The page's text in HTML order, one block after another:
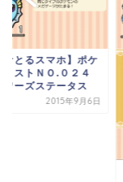
ケとるスマホ】ポケ
リストＮＯ.０２４
ワーズステータス
2015年9月6日